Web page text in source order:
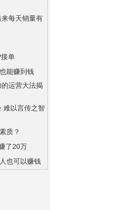
每天销量有
单
能赚到钱
运营大法揭
难以言传之智
质？
了20万
也可以赚钱